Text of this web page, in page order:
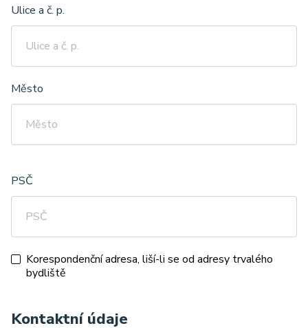
Ulice a č. p.
Město
PSČ
Korespondenční adresa, liší-li se od adresy trvalého
bydliště
Korespondenční adresa
Kontaktní údaje